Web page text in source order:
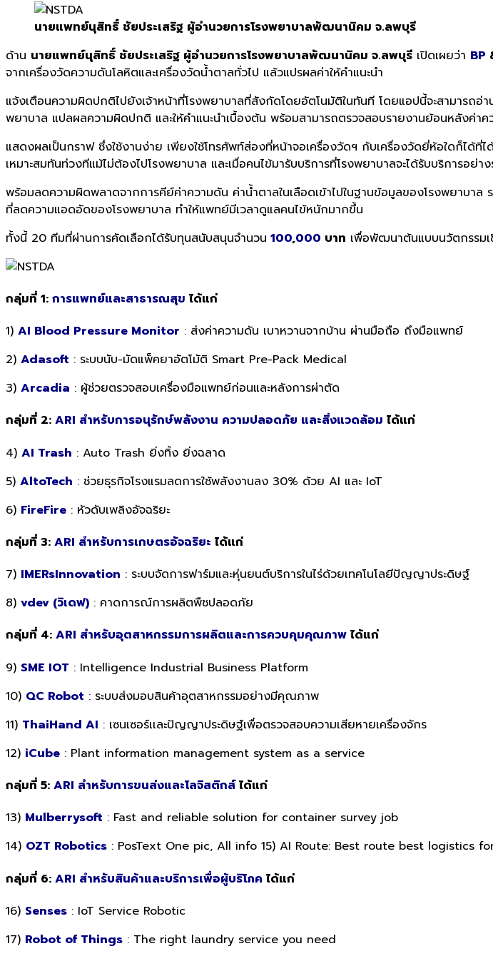
นายแพทย์นุสิทธิ์ ชัยประเสริฐ ผู้อำนวยการโรงพยาบาลพัฒนานิคม จ.ลพบุรี
ด้าน นายแพทย์นุสิทธิ์ ชัยประเสริฐ ผู้อำนวยการโรงพยาบาลพัฒนานิคม จ.ลพบุรี เปิดเผยว่า BP
จากเครื่องวัดความดันโลหิตและเครื่องวัดน้ำตาลทั่วไป แล้วแปรผลค่าให้คำแนะนำ
แจ้งเตือนความผิดปกติไปยังเจ้าหน้าที่โรงพยาบาลที่สังกัดโดยอัตโนมัติในทันที โดยแอปนี้จะสามารถอ่
พยาบาล แปลผลความผิดปกติ และให้คำแนะนำเบื้องต้น พร้อมสามารถตรวจสอบรายงานย้อนหลังค่าค
แสดงผลเป็นกราฟ ซึ่งใช้งานง่าย เพียงใช้โทรศัพท์ส่องที่หน้าจอเครื่องวัดฯ กับเครื่องวัดยี่ห้อใดก็ได้ที่
เหมาะสมทันท่วงทีแม้ไม่ต้องไปโรงพยาบาล และเมื่อคนไข้มารับบริการที่โรงพยาบาลจะได้รับบริการอย่าง
พร้อมลดความผิดพลาดจากการคีย์ค่าความดัน ค่าน้ำตาลในเลือดเข้าไปในฐานข้อมูลของโรงพยาบ
ที่ลดความแอดอัดของโรงพยาบาล ทำให้แพทย์มีเวลาดูแลคนไข้หนักมากขึ้น
ทั้งนี้ 20 ทีมที่ผ่านการคัดเลือกได้รับทุนสนับสนุนจำนวน 100,000 บาท เพื่อพัฒนาต้นแบบนวัตกรรม
กลุ่มที่ 1: การแพทย์และสาธารณสุข ได้แก่
1) AI Blood Pressure Monitor : ส่งค่าความดัน เบาหวานจากบ้าน ผ่านมือถือ ถึงมือแพทย์
2) Adasoft : ระบบนับ-มัดแพ็คยาอัตโมัติ Smart Pre-Pack Medical
3) Arcadia : ผู้ช่วยตรวจสอบเครื่องมือแพทย์ก่อนและหลังการผ่าตัด
กลุ่มที่ 2: ARI สำหรับการอนุรักษ์พลังงาน ความปลอดภัย และสิ่งแวดล้อม ได้แก่
4) AI Trash : Auto Trash ยิ่งทิ้ง ยิ่งฉลาด
5) AltoTech : ช่วยธุรกิจโรงแรมลดการใช้พลังงานลง 30% ด้วย AI และ IoT
6) FireFire : หัวดับเพลิงอัจฉริยะ
กลุ่มที่ 3: ARI สำหรับการเกษตรอัจฉริยะ ได้แก่
7) IMERsInnovation : ระบบจัดการฟาร์มและหุ่นยนต์บริการในไร่ด้วยเทคโนโลยีปัญญาประดิษฐ์
8) vdev (วิเดฟ) : คาดการณ์การผลิตพืชปลอดภัย
กลุ่มที่ 4: ARI สำหรับอุตสาหกรรมการผลิตและการควบคุมคุณภาพ ได้แก่
9) SME IOT : Intelligence Industrial Business Platform
10) QC Robot : ระบบส่งมอบสินค้าอุตสาหกรรมอย่างมีคุณภาพ
11) ThaiHand AI : เซนเซอร์เเละปัญญาประดิษฐ์เพื่อตรวจสอบความเสียหายเครื่องจักร
12) iCube : Plant information management system as a service
กลุ่มที่ 5: ARI สำหรับการขนส่งและโลจิสติกส์ได้แก่
13) Mulberrysoft : Fast and reliable solution for container survey job
14) OZT Robotics : PosText One pic, All info 15) AI Route: Best route best logistics
กลุ่มที่ 6: ARI สำหรับสินค้าและบริการเพื่อผู้บริโภค ได้แก่
16) Senses : IoT Service Robotic
17) Robot of Things : The right laundry service you need